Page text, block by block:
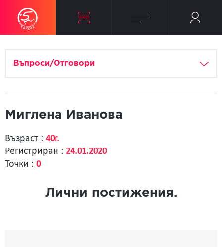
Въпроси/Отговори
Миглена Иванова
Възраст : 40г.
Регистриран : 24.01.2020
Точки : 0
Лични постижения.